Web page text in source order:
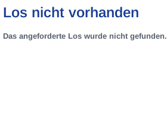
Los nicht vorhanden
Das angeforderte Los wurde nicht gefunden.